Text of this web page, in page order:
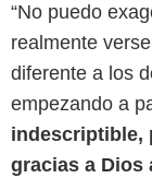
“No puedo
realmente
diferente a los
empezando a
indescriptible,
gracias a Dios